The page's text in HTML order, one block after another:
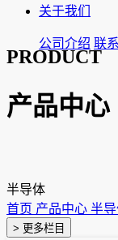
关于我们
公司介绍 联
PRODUCT
产品中心
半导体
首页 产品中心 半
> 更多栏目